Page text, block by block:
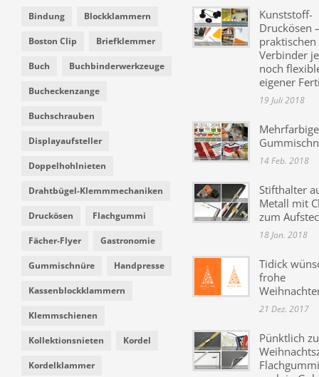
Bindung Blockklammern
Boston Clip Briefklemmer
Buch Buchbinderwerkzeuge
Bucheckenzange
Buchschrauben
Displayaufsteller
Doppelhohlnieten
Drahtbügel-Klemmmechaniken
Druckösen Flachgummi
Fächer-Flyer Gastronomie
Gummischnüre Handpresse
Kassenblockklammern
Klemmschienen
Kollektionsnieten Kordel
Kordelklammer
Kunststoff-
Druckösen
praktischen
Verbinder
noch
eigener
19 Juli 2018
Mehrfarbige
14 Feb. 2018
Stifthalter
Metall mit
zum
18 Jan. 2018
Tidick
frohe
21 Dez. 2017
Pünktlich